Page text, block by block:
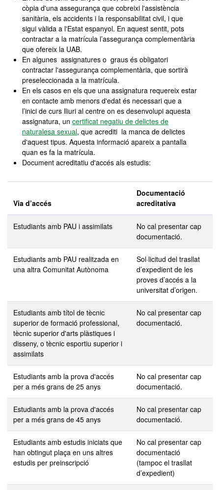
còpia d'una assegurança que cobreixi l'assistència
sanitària, els accidents i la responsabilitat civil, i que
sigui vàlida a l'Estat espanyol. En aquest sentit, pots
contractar a la matrícula l’assegurança complementària
que ofereix la UAB.
En algunes assignatures o graus és obligatori
contractar l'assegurança complementària, que sortirà
preseleccionada a la matrícula.
En els casos en els que una assignatura requereix estar
en contacte amb menors d'edat és necessari que a
l’inici de curs lliuri al centre on es desenvolupi aquesta
assignatura, un certificat negatiu de delictes de
naturalesa sexual, que acrediti la manca de delictes
d'aquest tipus. Aquesta informació apareix a pantalla
quan es fa la matrícula.
Document acreditatiu d'accés als estudis:
Via d’accés
Documentació
acreditativa
Estudiants amb PAU i assimilats
No cal presentar cap
documentació.
Estudiants amb PAU realitzada en
una altra Comunitat Autònoma
Sol·licitud del trasllat
d’expedient de les
proves d’accés a la
universitat d’origen.
Estudiants amb títol de tècnic
superior de formació professional,
tècnic superior d'arts plàstiques i
disseny, o tècnic esportiu superior i
assimilats
No cal presentar cap
documentació.
Estudiants amb la prova d'accés
per a més grans de 25 anys
No cal presentar cap
documentació.
Estudiants amb la prova d'accés
per a més grans de 45 anys
No cal presentar cap
documentació.
Estudiants amb estudis iniciats que
han obtingut plaça en uns altres
estudis per preinscripció
No cal presentar cap
documentació
(tampoc el trasllat
d’expedient)